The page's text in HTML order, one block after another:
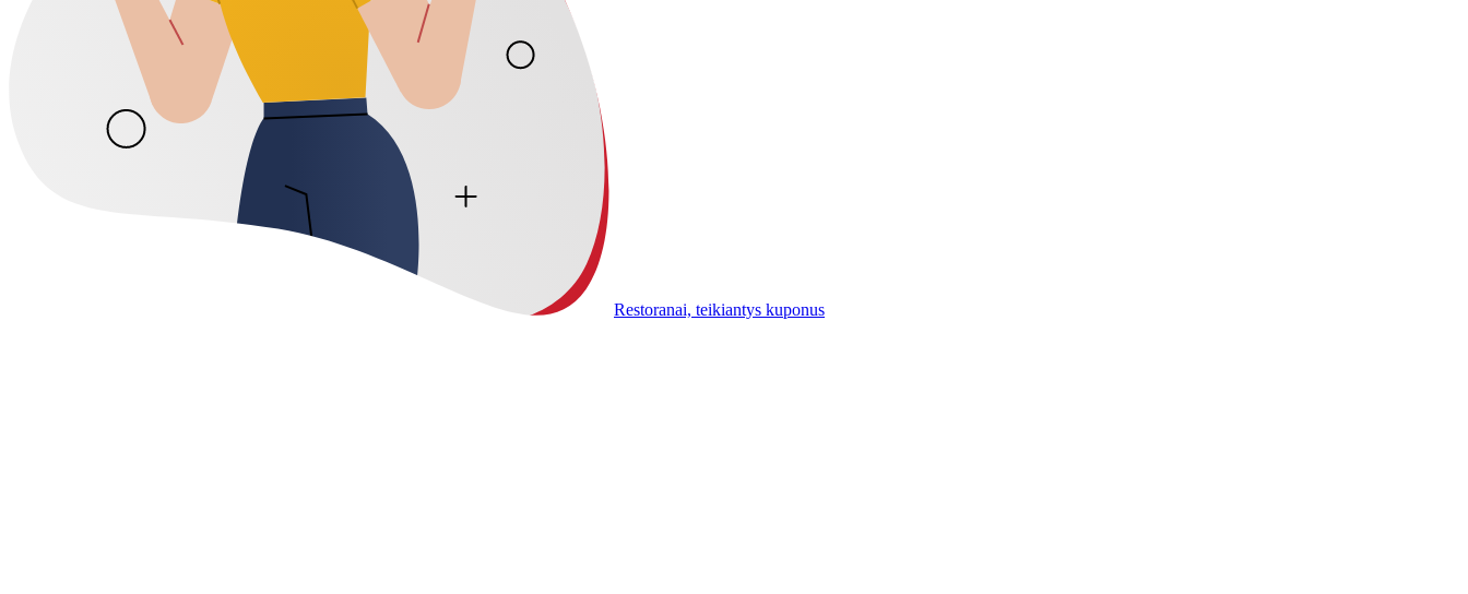
Restoranai, teikiantys kuponus